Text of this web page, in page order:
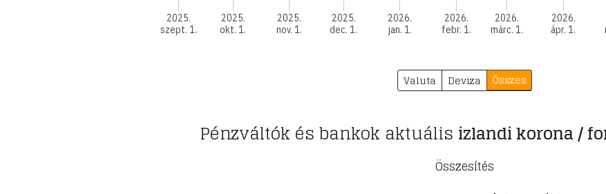
2025.
szept. 1.
2025.
okt. 1.
2025.
nov. 1.
2025.
dec. 1.
2026.
jan. 1.
2026.
febr. 1.
2026.
márc. 1.
2026.
ápr. 1.
Valuta Deviza Összes
Pénzváltók és bankok aktuális izlandi korona /
Összesítés